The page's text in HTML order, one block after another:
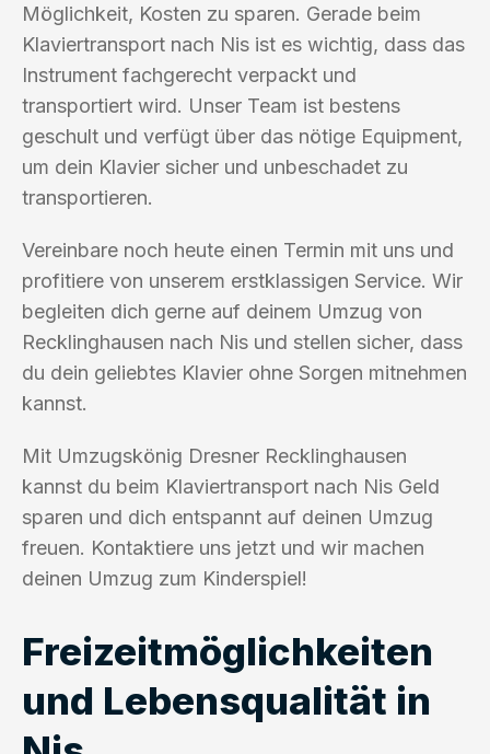
Möglichkeit, Kosten zu sparen. Gerade beim
Klaviertransport nach Nis ist es wichtig, dass das
Instrument fachgerecht verpackt und
transportiert wird. Unser Team ist bestens
geschult und verfügt über das nötige Equipment,
um dein Klavier sicher und unbeschadet zu
transportieren.
Vereinbare noch heute einen Termin mit uns und
profitiere von unserem erstklassigen Service. Wir
begleiten dich gerne auf deinem Umzug von
Recklinghausen nach Nis und stellen sicher, dass
du dein geliebtes Klavier ohne Sorgen mitnehmen
kannst.
Mit Umzugskönig Dresner Recklinghausen
kannst du beim Klaviertransport nach Nis Geld
sparen und dich entspannt auf deinen Umzug
freuen. Kontaktiere uns jetzt und wir machen
deinen Umzug zum Kinderspiel!
Freizeitmöglichkeiten
und Lebensqualität in